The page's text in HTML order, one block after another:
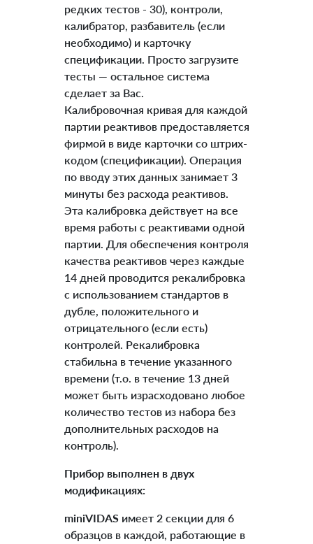
редких тестов - 30), контроли,
калибратор, разбавитель (если
необходимо) и карточку
спецификации. Просто загрузите
тесты — остальное система
сделает за Вас.
Калибровочная кривая для каждой
партии реактивов предоставляется
фирмой в виде карточки со штрих-
кодом (спецификации). Операция
по вводу этих данных занимает 3
минуты без расхода реактивов.
Эта калибровка действует на все
время работы с реактивами одной
партии. Для обеспечения контроля
качества реактивов через каждые
14 дней проводится рекалибровка
с использованием стандартов в
дубле, положительного и
отрицательного (если есть)
контролей. Рекалибровка
стабильна в течение указанного
времени (т.о. в течение 13 дней
может быть израсходовано любое
количество тестов из набора без
дополнительных расходов на
контроль).
Прибор выполнен в двух
модификациях:
miniVIDASимеет 2 секции для 6
образцов в каждой, работающие в